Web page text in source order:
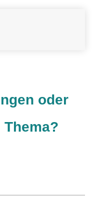
oder